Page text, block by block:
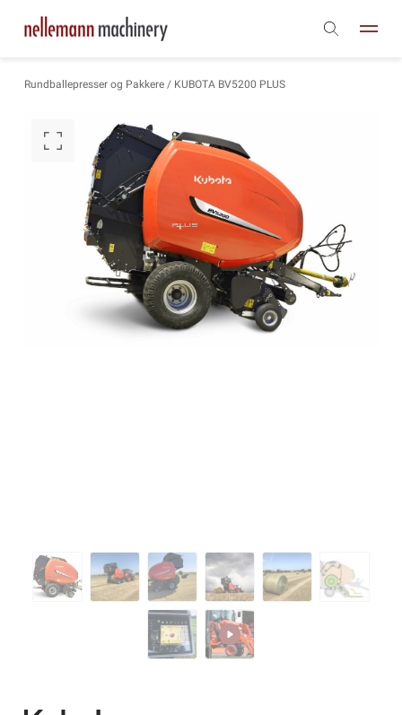
Rundballepresser og Pakkere/ KUBOTA BV5200 PLUS